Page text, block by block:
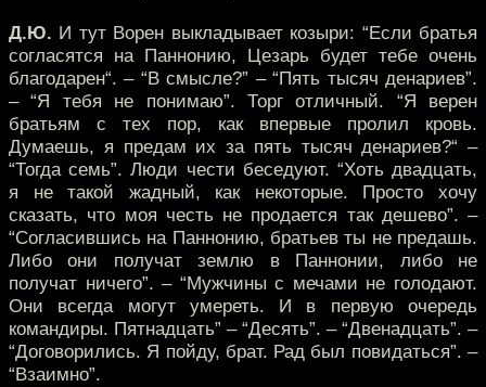
Д.Ю. И тут Ворен выкладывает козыри: “Если братья
согласятся на Паннонию, Цезарь будет тебе очень
благодарен“. – “В смысле?” – “Пять тысяч денариев”.
– “Я тебя не понимаю”. Торг отличный. “Я верен
братьям с тех пор, как впервые пролил кровь.
Думаешь, я предам их за пять тысяч денариев?“ –
“Тогда семь”. Люди чести беседуют. “Хоть двадцать,
я не такой жадный, как некоторые. Просто хочу
сказать, что моя честь не продается так дешево”. –
“Согласившись на Паннонию, братьев ты не предашь.
Либо они получат землю в Паннонии, либо не
получат ничего”. – “Мужчины с мечами не голодают.
Они всегда могут умереть. И в первую очередь
командиры. Пятнадцать” – “Десять”. – “Двенадцать”. –
“Договорились. Я пойду, брат. Рад был повидаться”. –
“Взаимно”.